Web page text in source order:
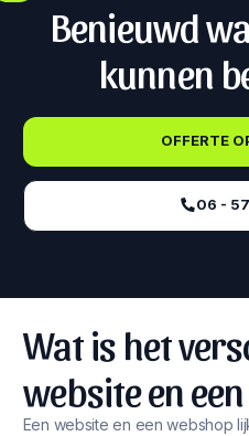
Benieuwd
kunnen
OFFERTE
06 -
Wat is het
website en
Een website en een webshop